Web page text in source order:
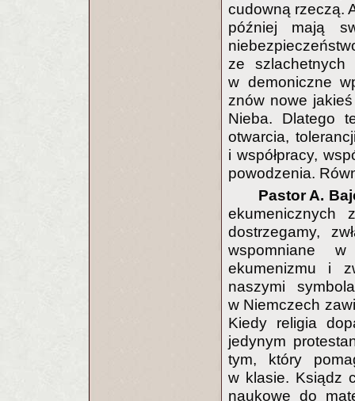
cudowną rzeczą.
później mają
ze szlachetnych
w demoniczne
znów nowe
Nieba. Dlatego
otwarcia,
i współpracy,
powodzenia.
Pastor A.
dostrzegamy,
wspomniane
ekumenizmu i
naszymi
w Niemczech
Kiedy religia
jedynym
tym, który
w klasie. Ksiądz
naukowe do